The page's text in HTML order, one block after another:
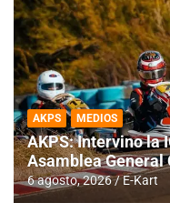
AKPS MEDIOS
AKPS: Intervino la
Asamblea General
6 agosto, 2026 E-Kart